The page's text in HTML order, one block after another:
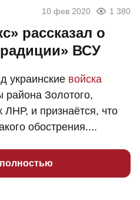
10 фев 2020 1 380
рассказал о
ВСУ
украинские войска
района Золотого,
ЛНР, и признаётся, что
обострения....